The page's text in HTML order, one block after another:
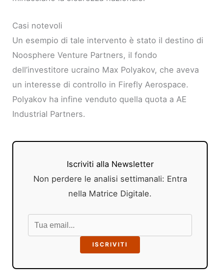
Casi notevoli
Un esempio di tale intervento è stato il destino di
Noosphere Venture Partners, il fondo
dell’investitore ucraino Max Polyakov, che aveva
un interesse di controllo in Firefly Aerospace.
Polyakov ha infine venduto quella quota a AE
Industrial Partners.
Iscriviti alla Newsletter
Non perdere le analisi settimanali: Entra
nella Matrice Digitale.
ISCRIVITI